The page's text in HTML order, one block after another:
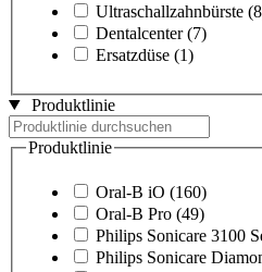
Ultraschallzahnbürste
Dentalcenter (7)
Ersatzdüse (1)
Produktlinie
Produktlinie
Oral-B iO (160)
Oral-B Pro (49)
Philips Sonicare 3100
Philips Sonicare